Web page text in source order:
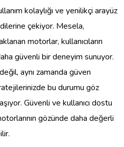
kolaylığı ve yenilikçi arayüz
çekiyor. Mesela,
motorlar, kullanıcıların
güvenli bir deneyim sunuyor.
aynı zamanda güven
bu durumu göz
Güvenli ve kullanıcı dostu
gözünde daha değerli